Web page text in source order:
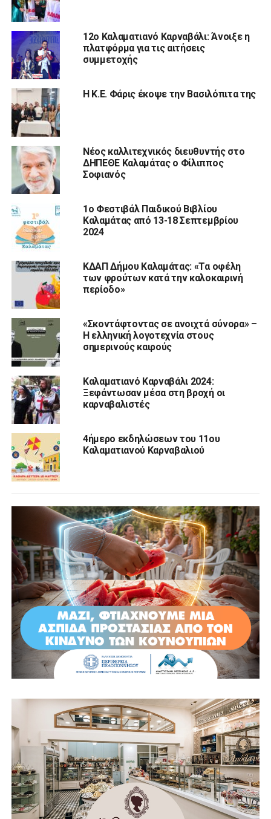
12ο Καλαματιανό Καρναβάλι: Άνοιξε η
πλατφόρμα για τις αιτήσεις
συμμετοχής
H K.E. Φάρις έκοψε την Βασιλόπιτα της
Νέος καλλιτεχνικός διευθυντής στο
ΔΗΠΕΘΕ Καλαμάτας ο Φίλιππος
Σοφιανός
1o Φεστιβάλ Παιδικού Βιβλίου
Καλαμάτας από 13-18 Σεπτεμβρίου
2024
ΚΔΑΠ Δήμου Καλαμάτας: «Τα οφέλη
των φρούτων κατά την καλοκαιρινή
περίοδο»
«Σκοντάφτοντας σε ανοιχτά σύνορα» –
Η ελληνική λογοτεχνία στους
σημερινούς καιρούς
Καλαματιανό Καρναβάλι 2024:
Ξεφάντωσαν μέσα στη βροχή οι
καρναβαλιστές
4ήμερο εκδηλώσεων του 11ου
Καλαματιανού Καρναβαλιού